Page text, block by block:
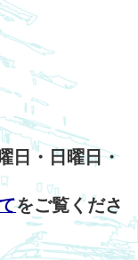
日・日曜日・
をご覧くださ